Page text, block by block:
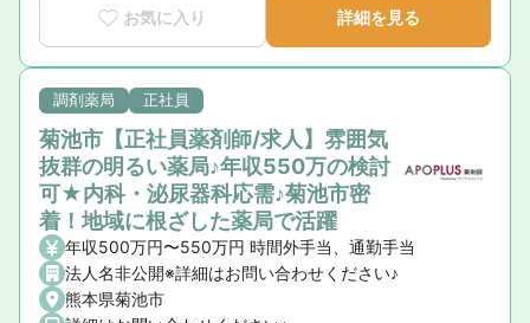
お気に入り 詳細を見る
調剤薬局 正社員
菊池市【正社員薬剤師/求人】雰囲気
抜群の明るい薬局♪年収550万の検討
可★内科・泌尿器科応需♪菊池市密
着！地域に根ざした薬局で活躍
年収500万円〜550万円 時間外手当、通勤手当
法人名非公開※詳細はお問い合わせください♪
熊本県菊池市